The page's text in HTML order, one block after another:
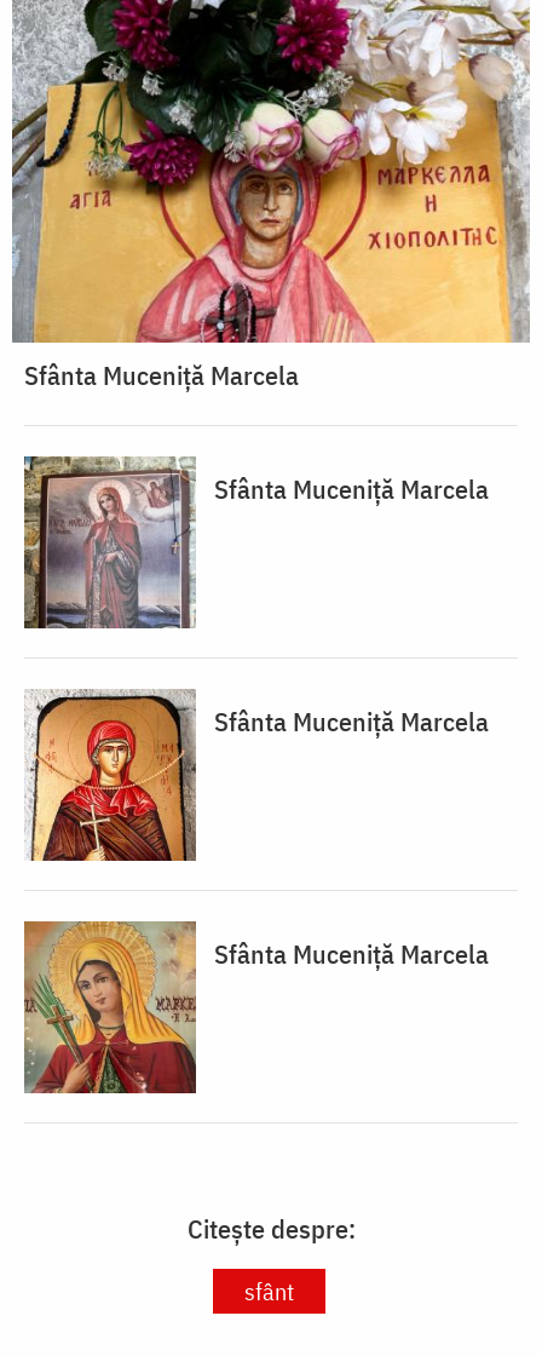
Sfânta Muceniță Marcela
Sfânta Muceniță Marcela
Sfânta Muceniță Marcela
Sfânta Muceniță Marcela
Citește despre:
sfânt